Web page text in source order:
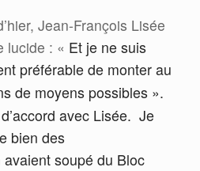
Jean-François Lisée
lucide : « Et je ne suis
préférable de monter au
de moyens possibles ».
avec Lisée. Je
bien des
soupé du Bloc